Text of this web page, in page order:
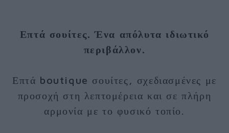
Επτά σουίτες. Ένα απόλυτα ιδιωτικό
περιβάλλον.
Επτά boutique σουίτες, σχεδιασμένες με
προσοχή στη λεπτομέρεια και σε πλήρη
αρμονία με το φυσικό τοπίο.